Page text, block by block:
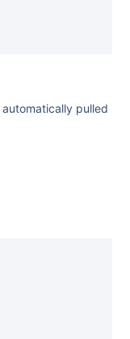
pulled